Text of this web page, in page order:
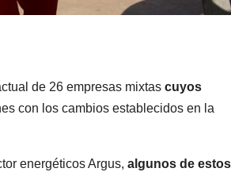
de 26 empresas mixtas cuyos
con los cambios establecidos en la
energéticos Argus, algunos de estos